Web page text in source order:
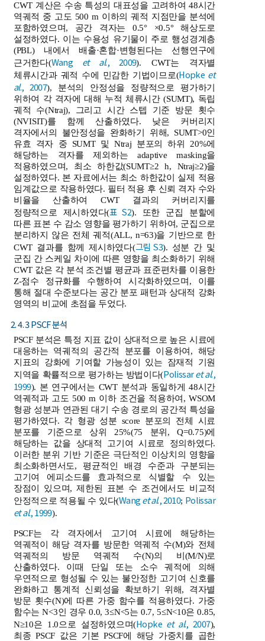
CWT 계산은 수송 특성의 대표성을 고려하여 48시간
역궤적 중 고도 500 m 이하의 궤적 지점만을 분석에
포함하였으며, 공간 격자는 0.5° ×0.5° 해상도로
설정하였다. 이는 수용성 유기물이 주로 행성경계층
(PBL) 내에서 배출·혼합·변형된다는 선행연구에
근거한다(Wang et al., 2009). CWT는 격자별
체류시간과 궤적 수에 민감한 기법이므로(Hopke et
al., 2007), 분석의 안정성을 정량적으로 평가하기
위하여 각 격자에 대해 누적 체류시간 (SUMT), 독립
궤적 수(Ntraj), 그리고 시간 스텝 기준 방문 횟수
(NVISIT)를 함께 산출하였다. 낮은 커버리지
격자에서의 불안정성을 완화하기 위해, SUMT>0인
유효 격자 중 SUMT 및 Ntraj 분포의 하위 20%에
해당하는 격자를 제외하는 adaptive masking을
적용하였으며, 최소 하한값(SUMT≥2 h, Ntraj≥2)을
설정하였다. 본 자료에서는 최소 하한값이 실제 적용
임계값으로 작용하였다. 필터 적용 후 신뢰 격자 수와
비율을 산출하여 CWT 결과의 커버리지를
정량적으로 제시하였다(표 S2). 또한 군집 분할에
따른 표본 수 감소 영향을 평가하기 위하여, 군집으로
분리하지 않은 전체 궤적(ALL, n=63)을 기반으로 한
CWT 결과를 함께 제시하였다(그림 S3). 성분 간 및
군집 간 스케일 차이에 따른 영향을 최소화하기 위해
CWT 값은 각 분석 조건별 평균과 표준편차를 이용한
Z-점수 정규화를 수행하여 시각화하였으며, 이를
통해 절대 수준보다는 공간 분포 패턴과 상대적 강화
영역의 비교에 초점을 두었다.
2. 4. 3 PSCF 분석
PSCF 분석은 특정 지표 값이 상대적으로 높은 시료에
대응하는 역궤적의 공간적 분포를 이용하여, 해당
지표의 강화에 기여할 가능성이 있는 잠재적 기원
지역을 확률적으로 평가하는 방법이다(Polissaret al.,
1999). 본 연구에서는 CWT 분석과 동일하게 48시간
역궤적과 고도 500 m 이하 조건을 적용하여, WSOM
형광 성분과 연관된 대기 수송 경로의 공간적 특성을
평가하였다. 각 형광 성분 score 분포의 전체 시료
분포를 기준으로 상위 25%(75 분위, Q=0.75)에
해당하는 값을 상대적 고기여 시료로 정의하였다.
이러한 분위 기반 기준은 극단적인 이상치의 영향을
최소화하면서도, 평균적인 배경 수준과 구분되는
고기여 에피소드를 효과적으로 식별할 수 있는
장점이 있으며, 제한된 표본 수 조건에서도 비교적
안정적으로 적용될 수 있다(Wanget al., 2010; Polissar
et al., 1999).
PSCF는 각 격자에서 고기여 시료에 해당하는
역궤적이 해당 격자를 방문한 역궤적 수(M)와 전체
역궤적의 방문 역궤적 수(N)의 비(M/N)로
산출하였다. 이때 단일 또는 소수 궤적에 의해
우연적으로 형성될 수 있는 불안정한 고기여 신호를
완화하고 통계적 신뢰성을 확보하기 위해, 격자별
방문 횟수(N)에 따른 가중 함수를 적용하였다. 가중
함수는 N<3인 경우 0.0, 3≤N<5는 0.7, 5≤N<10은 0.85,
N≥10은 1.0으로 설정하였으며(Hopke et al., 2007),
최종 PSCF 값은 기본 PSCF에 해당 가중치를 곱한